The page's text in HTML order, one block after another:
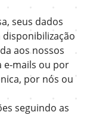
seus dados
aos nossos
e-mails ou por
por nós ou
seguindo as